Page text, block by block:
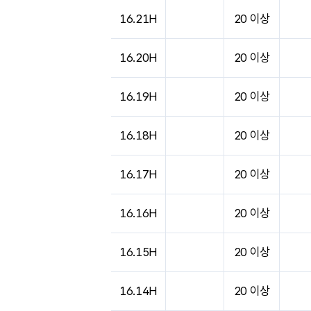
16.21H 20 이상
16.20H 20 이상
16.19H 20 이상
16.18H 20 이상
16.17H 20 이상
16.16H 20 이상
16.15H 20 이상
16.14H 20 이상